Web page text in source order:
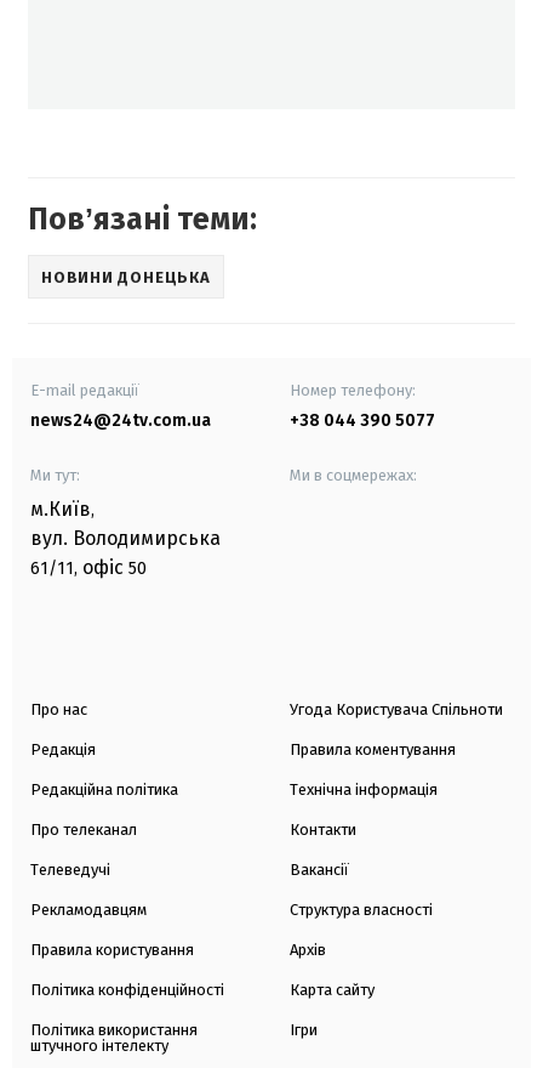
Повʼязані теми:
НОВИНИ ДОНЕЦЬКА
E-mail редакції
news24@24tv.com.ua
Номер телефону:
+38 044 390 5077
Ми тут:
м.Київ,
вул. Володимирська
61/11, офіс 50
Ми в соцмережах:
Про нас
Редакція
Редакційна політика
Про телеканал
Телеведучі
Рекламодавцям
Правила користування
Політика конфіденційності
Політика використання
штучного інтелекту
Угода Користувача Спільноти
Правила коментування
Технічна інформація
Контакти
Вакансії
Структура власності
Архів
Карта сайту
Ігри